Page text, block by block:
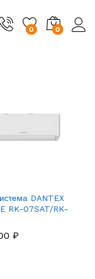
0 0
DANTEX
RK-07SAT/RK-
₽